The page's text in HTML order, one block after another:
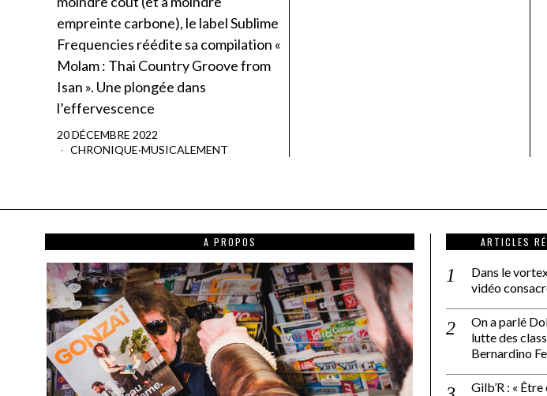
empreinte carbone), le label Sublime
Frequencies réédite sa compilation «
Molam : Thai Country Groove from
Isan ». Une plongée dans
l’effervescence
20 DÉCEMBRE 2022
CHRONIQUE·MUSICALEMENT
A PROPOS ARTICLES
Dans le
vidéo
On a parlé
lutte des
Bernardino
Gilb’R : «